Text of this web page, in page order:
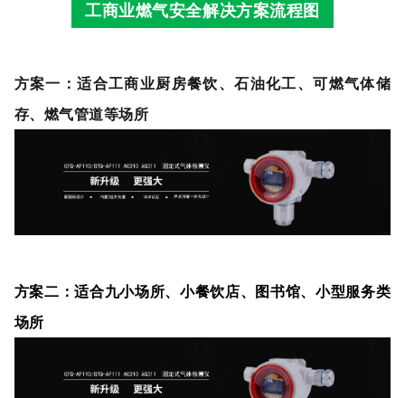
工商业燃气安全解决方案流程图
方案一：适合工商业厨房餐饮、石油化工、可燃气体储
存、燃气管道等场所
方案二：适合九小场所、小餐饮店、图书馆、小型服务类
场所